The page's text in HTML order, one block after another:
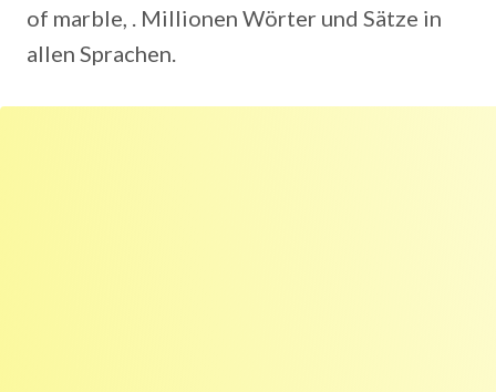
of marble, . Millionen Wörter und Sätze in
allen Sprachen.